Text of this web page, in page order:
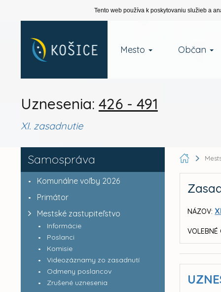
Tento web používa k poskytovaniu služieb a
Mesto Občan
Uznesenia: 426 - 491
XI. zasadnutie
Samospráva
Komunálne voľby 2026
Primátor
Mestské zastupiteľstvo
Informácie
Poslanci
Komisie
Videozáznamy zo zasadnutí
Odmeny poslancov
Zrušené uznesenia
NÁZOV:
VOLEBNÉ